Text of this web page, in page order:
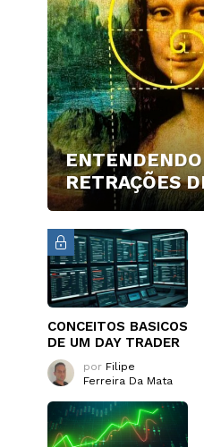
RETRAÇÕES
CONCEITOS BASICOS
DE UM DAY TRADER
por Filipe
Ferreira Da Mata